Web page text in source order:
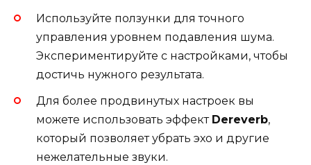
Используйте ползунки для точного
управления уровнем подавления шума.
Экспериментируйте с настройками, чтобы
достичь нужного результата.
Для более продвинутых настроек вы
можете использовать эффект Dereverb,
который позволяет убрать эхо и другие
нежелательные звуки.